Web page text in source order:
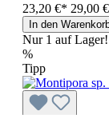
23,20 €* 29,00
In den
Nur 1 auf Lager!
%
Tipp